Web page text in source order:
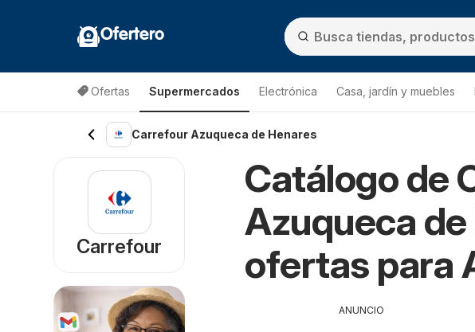
Ofertero
Ofertas Supermercados Electrónica Casa, jardín y muebles
Carrefour Azuqueca de Henares
Catálogo de
Azuqueca
ofertas para
ANUNCIO
Carrefour